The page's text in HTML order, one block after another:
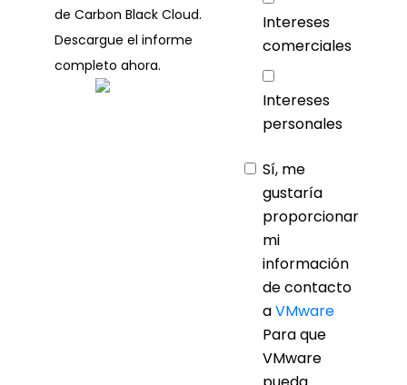
de Carbon Black Cloud.
Descargue el informe
completo ahora.
Intereses
comerciales
Intereses
personales
Sí, me
gustaría
proporcionar
mi
información
de contacto
aVMware
Para que
VMware